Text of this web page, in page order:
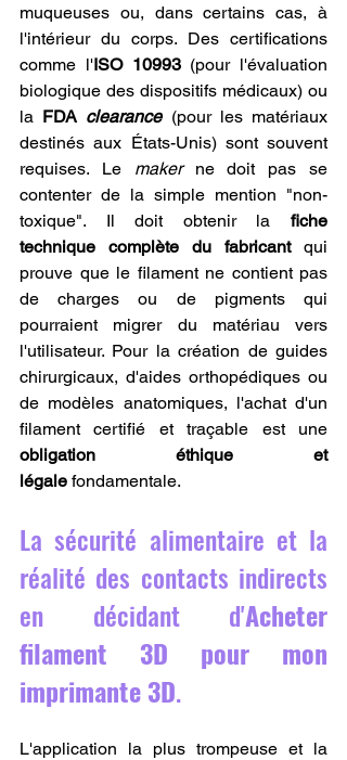
muqueuses ou, dans certains cas, à
l'intérieur du corps. Des certifications
comme l'ISO 10993 (pour l'évaluation
biologique des dispositifs médicaux) ou
la FDA clearance (pour les matériaux
destinés aux États-Unis) sont souvent
requises. Le maker ne doit pas se
contenter de la simple mention "non-
toxique". Il doit obtenir la fiche
technique complète du fabricant qui
prouve que le filament ne contient pas
de charges ou de pigments qui
pourraient migrer du matériau vers
l'utilisateur. Pour la création de guides
chirurgicaux, d'aides orthopédiques ou
de modèles anatomiques, l'achat d'un
obligation éthique et
légale fondamentale.
La sécurité alimentaire et la
réalité des contacts indirects
en décidant d'Acheter
filament 3D pour mon
imprimante 3D.
L'application la plus trompeuse et la